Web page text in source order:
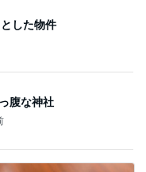
した物件
腹な神社